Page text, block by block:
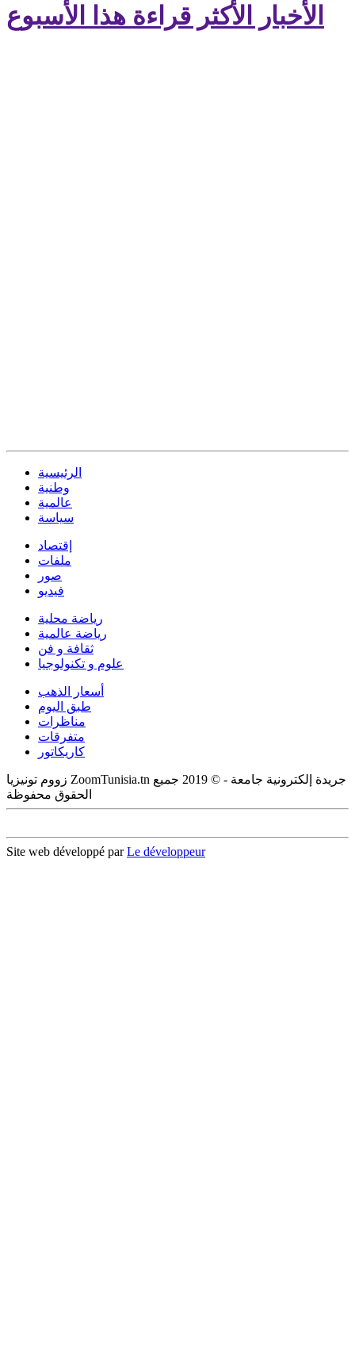
الأخبار الأكثر قراءة هذا الأسبوع
الرئيسية
وطنية
عالمية
سياسة
إقتصاد
ملفات
صور
فيديو
رياضة محلية
رياضة عالمية
ثقافة و فن
علوم و تكنولوجيا
أسعار الذهب
طبق اليوم
مناظرات
متفرقات
كاريكاتور
زووم تونيزيا ZoomTunisia.tn جريدة إلكترونية جامعة - © 2019 جميع
الحقوق محفوظة
Site web développé parLe développeur